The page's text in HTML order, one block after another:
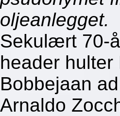
oljeanlegget.
Sekulært 70-
header
Bobbejaan
Arnaldo